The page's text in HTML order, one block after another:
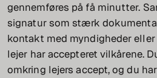
gennemføres på få minutter.
signatur som stærk
kontakt med myndigheder
lejer har accepteret vilkårene.
omkring lejers accept, og du